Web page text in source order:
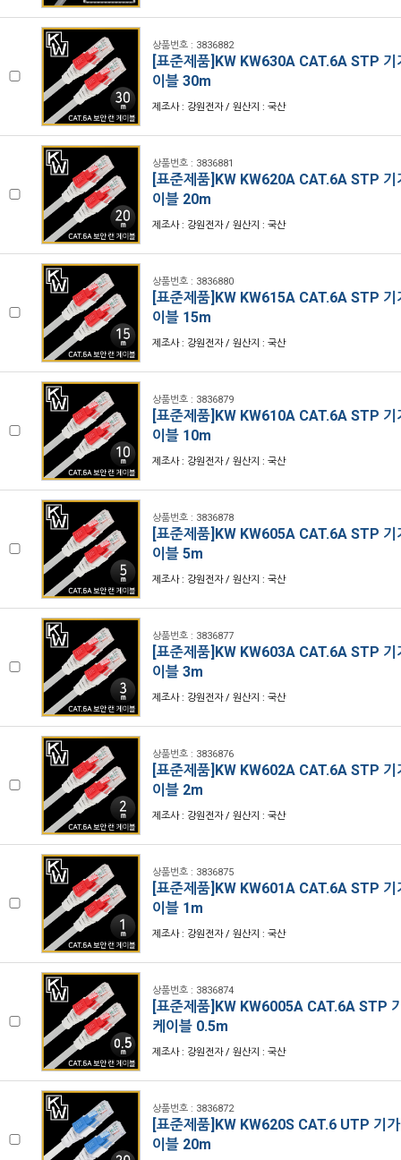
상품번호 : 3836882
[표준제품]KW KW630A CAT.6A STP 기
이블 30m
제조사 : 강원전자 / 원산지 : 국산
상품번호 : 3836881
[표준제품]KW KW620A CAT.6A STP 기
이블 20m
제조사 : 강원전자 / 원산지 : 국산
상품번호 : 3836880
[표준제품]KW KW615A CAT.6A STP 기
이블 15m
제조사 : 강원전자 / 원산지 : 국산
상품번호 : 3836879
[표준제품]KW KW610A CAT.6A STP 기
이블 10m
제조사 : 강원전자 / 원산지 : 국산
상품번호 : 3836878
[표준제품]KW KW605A CAT.6A STP 기
이블 5m
제조사 : 강원전자 / 원산지 : 국산
상품번호 : 3836877
[표준제품]KW KW603A CAT.6A STP 기
이블 3m
제조사 : 강원전자 / 원산지 : 국산
상품번호 : 3836876
[표준제품]KW KW602A CAT.6A STP 기
이블 2m
제조사 : 강원전자 / 원산지 : 국산
상품번호 : 3836875
[표준제품]KW KW601A CAT.6A STP 기
이블 1m
제조사 : 강원전자 / 원산지 : 국산
상품번호 : 3836874
[표준제품]KW KW6005A CAT.6A STP
케이블 0.5m
제조사 : 강원전자 / 원산지 : 국산
상품번호 : 3836872
[표준제품]KW KW620S CAT.6 UTP 기
이블 20m